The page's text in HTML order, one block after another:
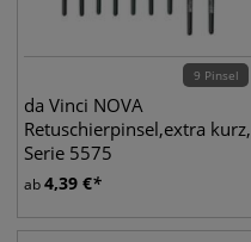
9 Pinsel
da Vinci NOVA
Retuschierpinsel,extra kurz,
Serie 5575
ab4,39 €